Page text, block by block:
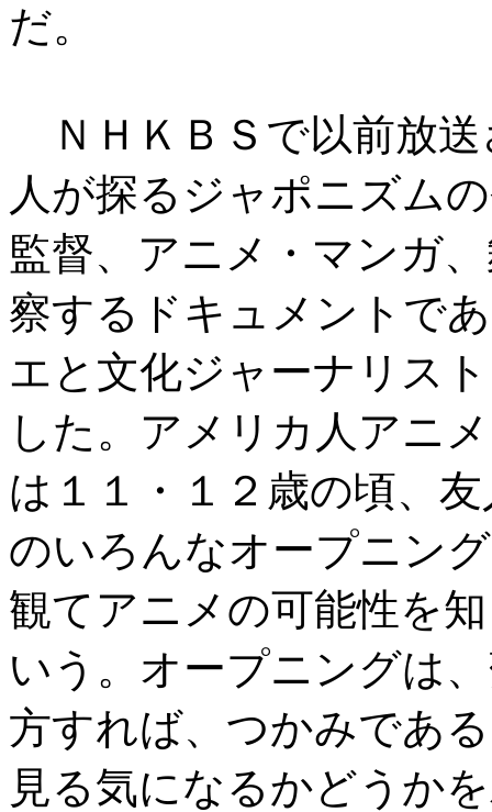
だ。
ＮＨＫＢＳで以前放
人が探るジャポニズム
監督、アニメ・マンガ
察するドキュメントで
エと文化ジャーナリス
した。アメリカ人アニ
は１１・１２歳の頃、
のいろんなオープニン
観てアニメの可能性を
いう。オープニングは
方すれば、つかみであ
見る気になるかどうか